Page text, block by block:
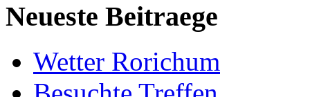
Neueste Beitraege
Wetter Rorichum